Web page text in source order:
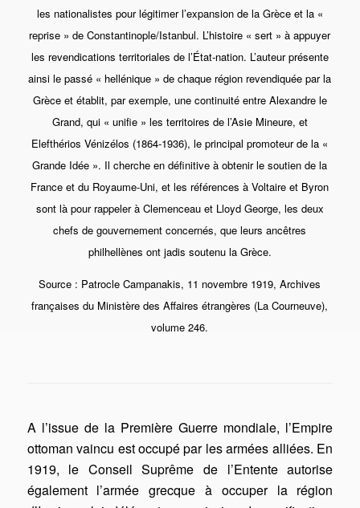
les nationalistes pour légitimer l’expansion de la Grèce et la «
reprise » de Constantinople/Istanbul. L’histoire « sert » à appuyer
les revendications territoriales de l’État-nation. L’auteur présente
ainsi le passé « hellénique » de chaque région revendiquée par la
Grèce et établit, par exemple, une continuité entre Alexandre le
Grand, qui « unifie » les territoires de l’Asie Mineure, et
Elefthérios Vénizélos (1864-1936), le principal promoteur de la «
Grande Idée ». Il cherche en définitive à obtenir le soutien de la
France et du Royaume-Uni, et les références à Voltaire et Byron
sont là pour rappeler à Clemenceau et Lloyd George, les deux
chefs de gouvernement concernés, que leurs ancêtres
philhellènes ont jadis soutenu la Grèce.
Source : Patrocle Campanakis, 11 novembre 1919, Archives
françaises du Ministère des Affaires étrangères (La Courneuve),
volume 246.
A l’issue de la Première Guerre mondiale, l’Empire
ottoman vaincu est occupé par les armées alliées. En
1919, le Conseil Suprême de l’Entente autorise
également l’armée grecque à occuper la région